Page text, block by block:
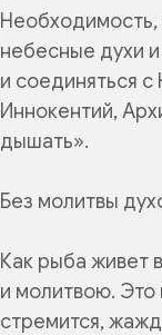
Необходимость,
небесные духи
и соединяться
Иннокентий,
дышать».
Без молитвы
Как рыба живет
и молитвою. Это
стремится,